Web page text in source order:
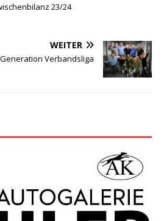
23/24
WEITER
Generation Verbandsliga